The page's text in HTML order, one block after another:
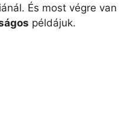
És most végre van
példájuk.